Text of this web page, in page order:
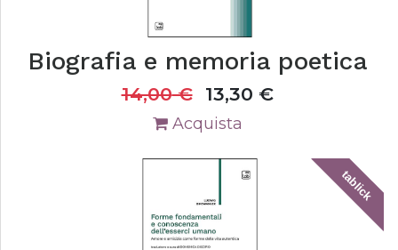
Biografia e memoria poetica
14,00€ 13,30 €
Acquista
tablick